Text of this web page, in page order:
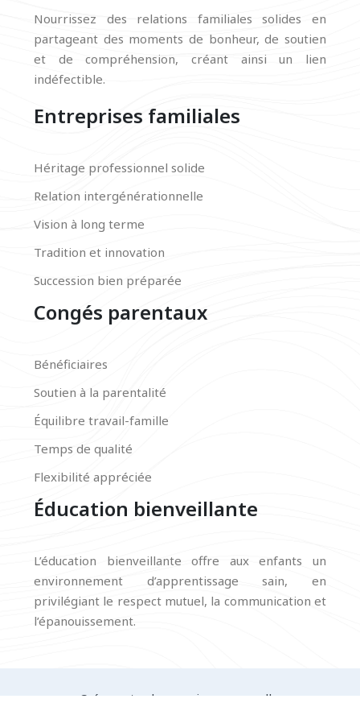
Nourrissez des relations familiales solides en
partageant des moments de bonheur, de soutien
et de compréhension, créant ainsi un lien
indéfectible.
Entreprises familiales
Héritage professionnel solide
Relation intergénérationnelle
Vision à long terme
Tradition et innovation
Succession bien préparée
Congés parentaux
Bénéficiaires
Soutien à la parentalité
Équilibre travail-famille
Temps de qualité
Flexibilité appréciée
Éducation bienveillante
L’éducation bienveillante offre aux enfants un
environnement d’apprentissage sain, en
privilégiant le respect mutuel, la communication et
l’épanouissement.
Créez votre harmonie personnelle.